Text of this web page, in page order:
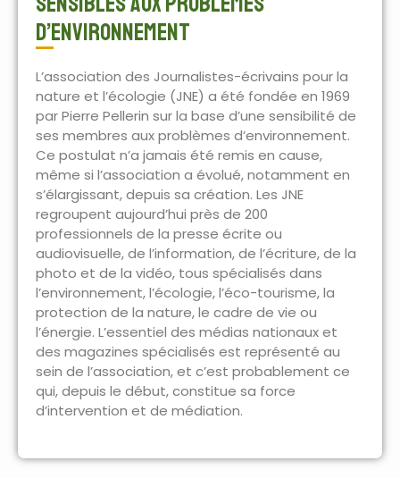
d’environnement
L’association des Journalistes-écrivains pour la
nature et l’écologie (JNE) a été fondée en 1969
par Pierre Pellerin sur la base d’une sensibilité de
ses membres aux problèmes d’environnement.
Ce postulat n’a jamais été remis en cause,
même si l’association a évolué, notamment en
s’élargissant, depuis sa création. Les JNE
regroupent aujourd’hui près de 200
professionnels de la presse écrite ou
audiovisuelle, de l’information, de l’écriture, de la
photo et de la vidéo, tous spécialisés dans
l’environnement, l’écologie, l’éco-tourisme, la
protection de la nature, le cadre de vie ou
l’énergie. L’essentiel des médias nationaux et
des magazines spécialisés est représenté au
sein de l’association, et c’est probablement ce
qui, depuis le début, constitue sa force
d’intervention et de médiation.